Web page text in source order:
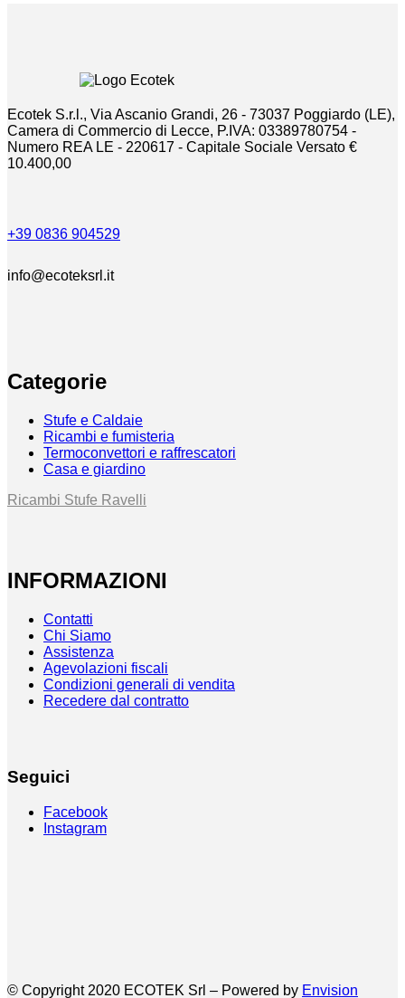
Ecotek S.r.l., Via Ascanio Grandi, 26 - 73037 Poggiardo (LE),
Camera di Commercio di Lecce, P.IVA: 03389780754 -
Numero REA LE - 220617 - Capitale Sociale Versato €
10.400,00
+39 0836 904529
info@ecoteksrl.it
Categorie
Stufe e Caldaie
Ricambi e fumisteria
Termoconvettori e raffrescatori
Casa e giardino
Ricambi Stufe Ravelli
INFORMAZIONI
Contatti
Chi Siamo
Assistenza
Agevolazioni fiscali
Condizioni generali di vendita
Recedere dal contratto
Seguici
Facebook
Instagram
© Copyright 2020 ECOTEK Srl – Powered by Envision